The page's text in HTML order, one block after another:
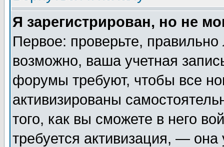
Я зарегистрирован, но не
Первое: проверьте,
возможно, ваша учетная
форумы требуют, чтобы все
активизированы
того, как вы сможете в него
требуется активизация, —